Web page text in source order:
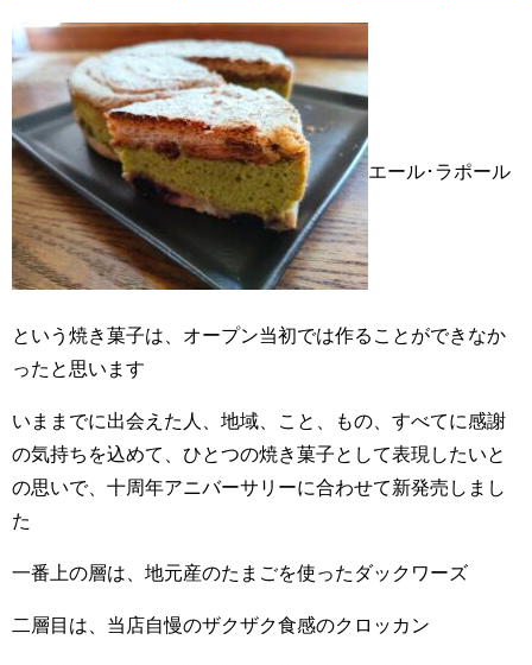
エール･ラポール
という焼き菓子は、オープン当初では作ることができなか
ったと思います
いままでに出会えた人、地域、こと、もの、すべてに感謝
の気持ちを込めて、ひとつの焼き菓子として表現したいと
の思いで、十周年アニバーサリーに合わせて新発売しまし
た
一番上の層は、地元産のたまごを使ったダックワーズ
二層目は、当店自慢のザクザク食感のクロッカン